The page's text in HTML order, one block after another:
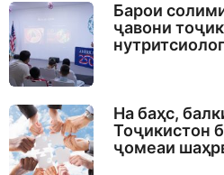
Барои
ҷавони
На баҳс,
Тоҷикистон
ҷомеаи